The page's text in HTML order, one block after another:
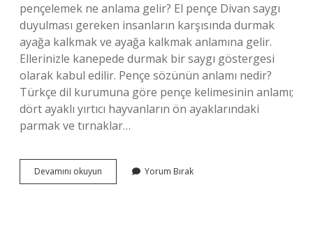
pençelemek ne anlama gelir? El pençe Divan saygı
duyulması gereken insanların karşısında durmak
ayağa kalkmak ve ayağa kalkmak anlamına gelir.
Ellerinizle kanepede durmak bir saygı göstergesi
olarak kabul edilir. Pençe sözünün anlamı nedir?
Türkçe dil kurumuna göre pençe kelimesinin anlamı;
dört ayaklı yırtıcı hayvanların ön ayaklarındaki
parmak ve tırnaklar…
Devamını okuyun
Tutmak
Yorum Bırak